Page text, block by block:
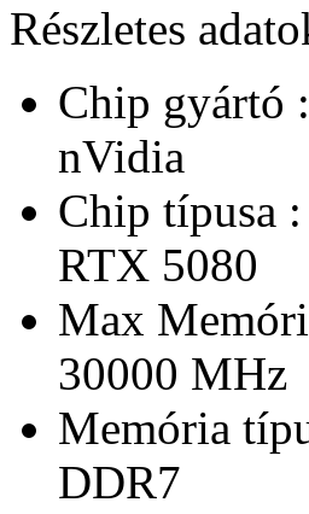
Részletes
Chip gyártó :
nVidia
Chip típusa :
RTX 5080
Max
30000 MHz
Memória
DDR7